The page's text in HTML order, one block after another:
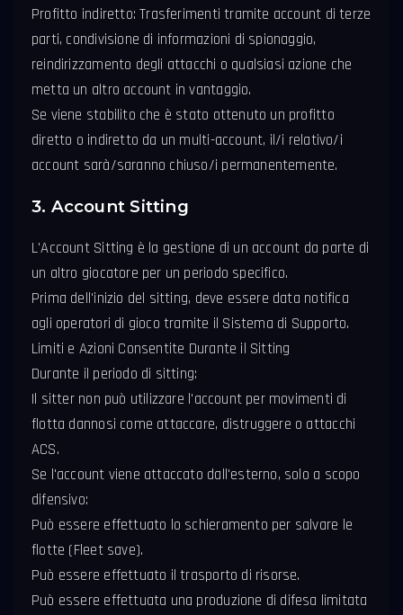
Profitto indiretto: Trasferimenti tramite account di terze
parti, condivisione di informazioni di spionaggio,
reindirizzamento degli attacchi o qualsiasi azione che
metta un altro account in vantaggio.
Se viene stabilito che è stato ottenuto un profitto
diretto o indiretto da un multi-account, il/i relativo/i
account sarà/saranno chiuso/i permanentemente.
3. Account Sitting
L'Account Sitting è la gestione di un account da parte di
un altro giocatore per un periodo specifico.
Prima dell'inizio del sitting, deve essere data notifica
agli operatori di gioco tramite il Sistema di Supporto.
Limiti e Azioni Consentite Durante il Sitting
Durante il periodo di sitting:
Il sitter non può utilizzare l'account per movimenti di
flotta dannosi come attaccare, distruggere o attacchi
ACS.
Se l'account viene attaccato dall'esterno, solo a scopo
difensivo:
Può essere effettuato lo schieramento per salvare le
flotte (Fleet save).
Può essere effettuato il trasporto di risorse.
Può essere effettuata una produzione di difesa limitata